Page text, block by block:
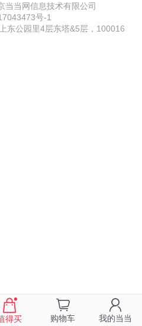
当网信息技术有限公司
号-1
东公园里4层东塔&5层，100016
得买 购物车 我的当当